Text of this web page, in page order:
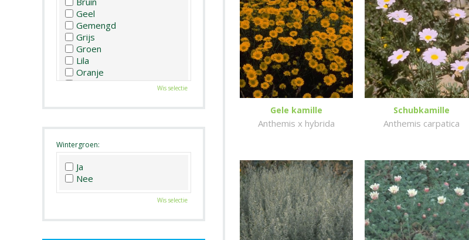
Gele kamille
Anthemis x hybrida
Schubkamille
Anthemis carpatica
Geel
Gemengd
Grijs
Groen
Lila
Oranje
Paars
Wis selectie
Wintergroen:
Ja
Nee
Wis selectie